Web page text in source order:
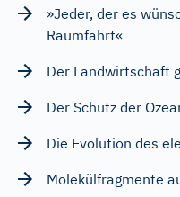
»Jeder, der es
Raumfahrt«
Der Landwirtschaft
Der Schutz der
Die Evolution des
Molekülfragmente